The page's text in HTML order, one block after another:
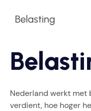
Belasting
Nederland werkt met
verdient, hoe hoger